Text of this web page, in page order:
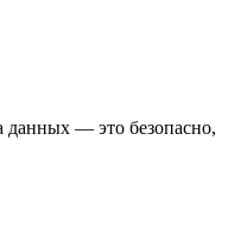
данных — это безопасно,